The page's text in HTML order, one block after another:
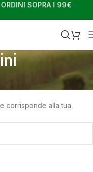
ORDINI SOPRA I 99€
corrisponde alla tua